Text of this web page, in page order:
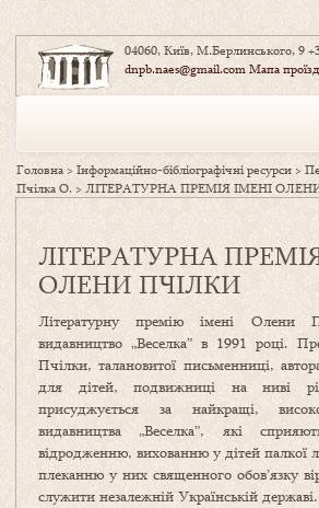
04060, Київ, М.Берлинського, 9
dnpb.naes@gmail.comМапа
Головна >Інформаційно-бібліографічні ресурси >
Пчілка О. >ЛІТЕРАТУРНА ПРЕМІЯ ІМЕНІ
ЛІТЕРАТУРНА
ОЛЕНИ ПЧІЛКИ
Літературну премію імені Олени
видавництво „Веселка” в 1991 році.
Пчілки, талановитої письменниці,
для дітей, подвижниці на ниві
присуджується за найкращі,
видавництва „Веселка”, які
відродженню, вихованню у дітей палкої
плеканню у них священного обов’язку
служити незалежній Українській державі.